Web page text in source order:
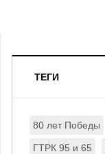
ТЕГИ
80 лет Победы
ГТРК 95 и 65